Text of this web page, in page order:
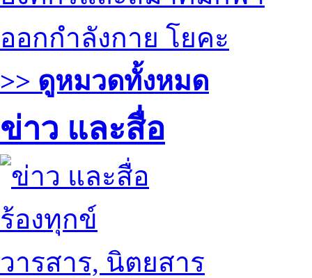
ออกกำลังกาย โยคะ
>> ดูหมวดทั้งหมด
ข่าว และสื่อ
ร้องทุกข์
วารสาร, นิตยสาร